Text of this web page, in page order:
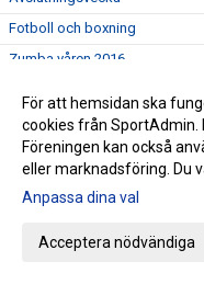
Fotboll och boxning
Zumba våren 2016
Stöd Prova På-fonden eller
Gräsroten - tack!
Vi påminner våra medlemmar...
Djembel - nytt i Värpinge
För att hemsidan ska
cookies från SportAdmin.
Föreningen kan också
eller marknadsföring. Du
Anpassa dina val
Acceptera nödvändiga